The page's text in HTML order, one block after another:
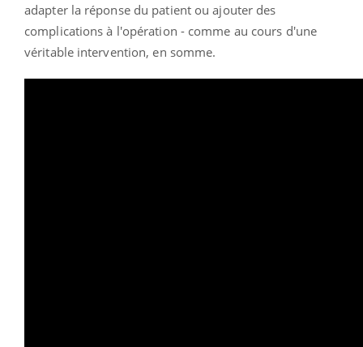
adapter la réponse du patient ou ajouter des
complications à l'opération - comme au cours d'une
véritable intervention, en somme.